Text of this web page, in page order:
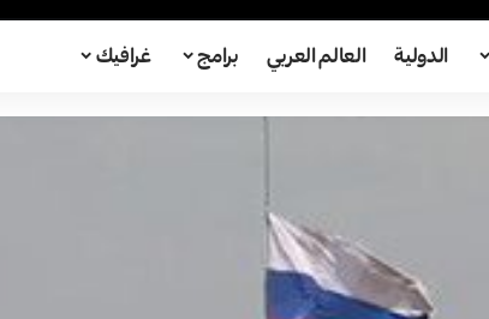
الدولية العالم العربي برامج غرافيك